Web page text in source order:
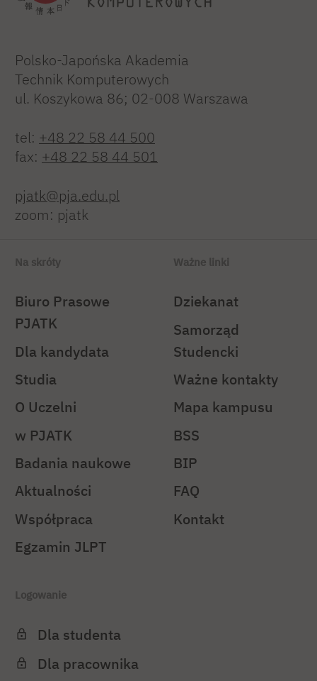
Polsko-Japońska Akademia
Technik Komputerowych
ul. Koszykowa 86; 02-008 Warszawa
tel: +48 22 58 44 500
fax: +48 22 58 44 501
pjatk@pja.edu.pl
zoom: pjatk
Na skróty
Biuro Prasowe
PJATK
Dla kandydata
Studia
O Uczelni
w PJATK
Badania naukowe
Aktualności
Współpraca
Egzamin JLPT
Ważne linki
Dziekanat
Samorząd
Studencki
Ważne kontakty
Mapa kampusu
BSS
BIP
FAQ
Kontakt
Logowanie
Dla studenta
Dla pracownika